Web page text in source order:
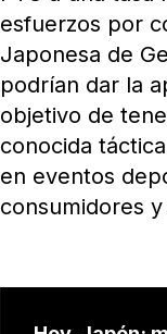
esfuerzos por
Japonesa de
podrían dar la
objetivo de
conocida
en eventos
consumidores